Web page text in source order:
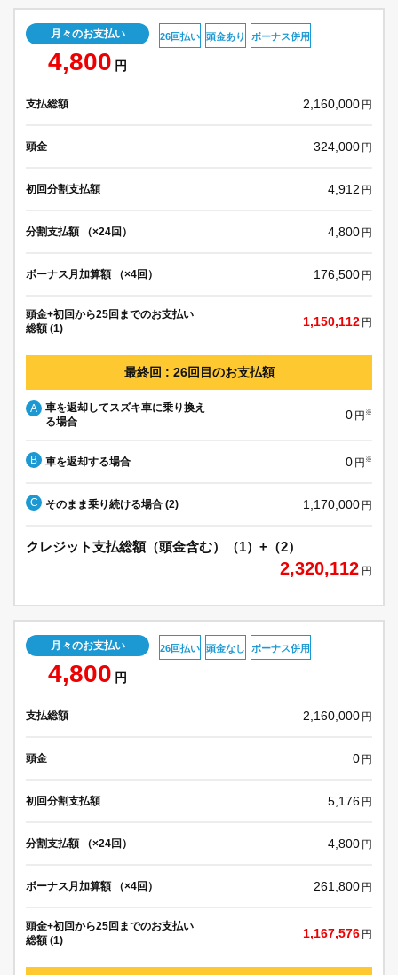
月々のお支払い
4,800 円
26回払い 頭金あり ボーナス併用
支払総額 2,160,000 円
頭金 324,000 円
初回分割支払額 4,912 円
分割支払額 （×24回） 4,800 円
ボーナス月加算額 （×4回） 176,500 円
頭金+初回から25回までのお支払い
総額 (1)
1,150,112 円
最終回 : 26回目のお支払額
A
車を返却してスズキ車に乗り換え
る場合
0 円 ※
B 車を返却する場合 0 円 ※
C そのまま乗り続ける場合 (2) 1,170,000 円
クレジット支払総額（頭金含む）（1）+（2）
2,320,112 円
月々のお支払い
4,800 円
26回払い 頭金なし ボーナス併用
支払総額 2,160,000 円
頭金 0 円
初回分割支払額 5,176 円
分割支払額 （×24回） 4,800 円
ボーナス月加算額 （×4回） 261,800 円
頭金+初回から25回までのお支払い
総額 (1)
1,167,576 円